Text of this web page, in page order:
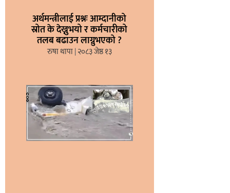
अर्थमन्त्रीलाई प्रश्नः आम्दानीको
स्रोत के देख्नुभयो र कर्मचारीको
तलब बढाउन लाग्नुभएको ?
रुषा थापा २०८३ जेष्ठ १३